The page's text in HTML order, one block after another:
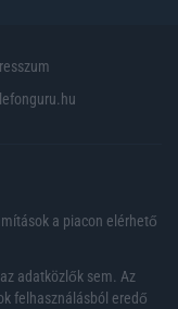
a piacon elérhető
adatközlők sem. Az
felhasználásból eredő